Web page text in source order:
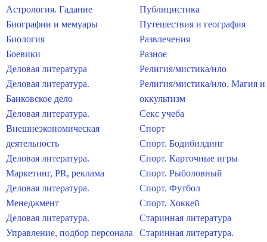
Астрология. Гадание
Биографии и мемуары
Биология
Боевики
Деловая литература
Деловая литература.
Банковское дело
Деловая литература.
Внешнеэкономическая
деятельность
Деловая литература.
Маркетинг, PR, реклама
Деловая литература.
Менеджмент
Деловая литература.
Управление, подбор персонала
Публицистика
Путешествия и география
Развлечения
Разное
Религия/мистика/нло
Религия/мистика/нло. Магия и
оккультизм
Секс учеба
Спорт
Спорт. Бодибилдинг
Спорт. Карточные игры
Спорт. Рыболовный
Спорт. Футбол
Спорт. Хоккей
Старинная литература
Старинная литература.